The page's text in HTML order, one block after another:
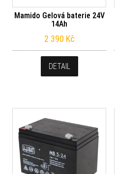
Mamido Gelová baterie 24V
14Ah
2 390 Kč
DETAIL